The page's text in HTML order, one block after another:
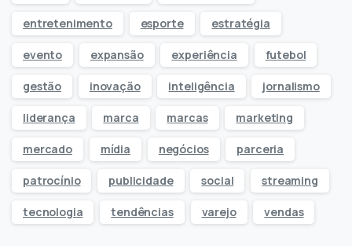
entretenimento esporte estratégia
evento expansão experiência futebol
gestão inovação inteligência jornalismo
liderança marca marcas marketing
mercado mídia negócios parceria
patrocínio publicidade social streaming
tecnologia tendências varejo vendas